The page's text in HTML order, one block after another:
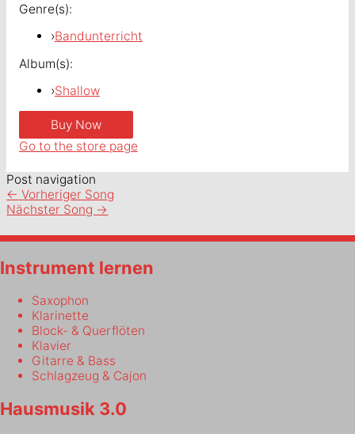
Genre(s):
›Bandunterricht
Album(s):
›Shallow
Go to the store page
Post navigation
← Vorheriger Song
Nächster Song →
Instrument lernen
Saxophon
Klarinette
Block- & Querflöten
Klavier
Gitarre & Bass
Schlagzeug & Cajon
Hausmusik 3.0